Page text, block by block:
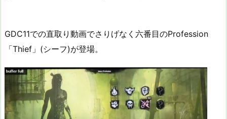
GDC11での直取り動画でさりげなく六番目のProfession
「Thief」(シーフ)が登場。